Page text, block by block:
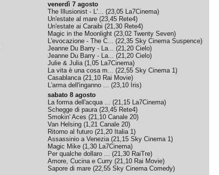
venerdì 7 agosto
The Illusionist - L'... (23,05 La7Cinema)
Un'estate al mare (23,45 Rete4)
Un'estate ai Caraibi (21,30 Rete4)
Magic in the Moonlight (23,02 Twenty Seven)
L'evocazione - The C... (22,35 Sky Cinema Suspence)
Jeanne Du Barry - La... (21,20 Cielo)
Jeanne Du Barry - La... (21,20 Cielo)
Julie & Julia(1,05 La7Cinema)
La vita è una cosa m... (22,55 Sky Cinema 1)
Casablanca(21,10 Rai Movie)
L'arma dell'inganno ... (23,10 Iris)
sabato 8 agosto
La forma dell'acqua ... (21,15 La7Cinema)
Schegge di paura(23,45 Rete4)
Smokin' Aces (21,10 Canale 20)
Van Helsing (1,21 Canale 20)
Ritorno al futuro (21,20 Italia 1)
Assassinio a Venezia(21,15 Sky Cinema 1)
Magic Mike (1,30 La7Cinema)
Per qualche dollaro ... (21,30 RaiTre)
Amore, Cucina e Curry (21,10 Rai Movie)
Sapore di mare (22,55 Sky Cinema Comedy)